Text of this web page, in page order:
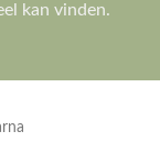
kan vinden.
9.3/10